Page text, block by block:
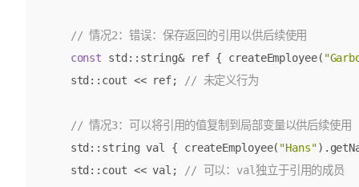
const
std :: string& ref { createEmployee(
std :: cout << ref;
std :: string val { createEmployee( "Hans").
std :: cout << val ;